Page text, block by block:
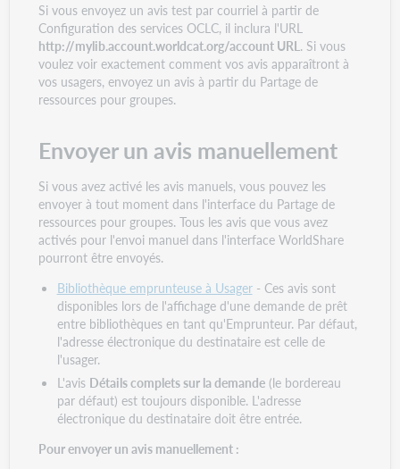
Si vous envoyez un avis test par courriel à partir de
Configuration des services OCLC, il inclura l'URL
http://mylib.account.worldcat.org/account URL. Si vous
voulez voir exactement comment vos avis apparaîtront à
vos usagers, envoyez un avis à partir du Partage de
ressources pour groupes.
Envoyer un avis manuellement
Si vous avez activé les avis manuels, vous pouvez les
envoyer à tout moment dans l'interface du Partage de
ressources pour groupes. Tous les avis que vous avez
activés pour l'envoi manuel dans l'interface WorldShare
pourront être envoyés.
Bibliothèque emprunteuse à Usager- Ces avis sont
disponibles lors de l'affichage d'une demande de prêt
entre bibliothèques en tant qu'Emprunteur. Par défaut,
l'adresse électronique du destinataire est celle de
l'usager.
L'avis Détails complets sur la demande(le bordereau
par défaut) est toujours disponible. L'adresse
électronique du destinataire doit être entrée.
Pour envoyer un avis manuellement :